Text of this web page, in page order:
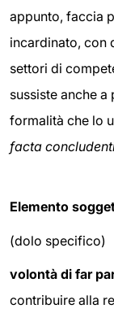
appunto, faccia
incardinato, con
settori di
sussiste anche
formalità che lo
facta
Elemento
(dolo specifico)
volontà di far
contribuire alla